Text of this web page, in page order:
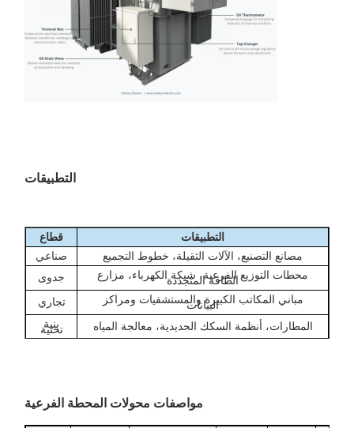
التطبيقات
قطاع
التطبيقات
صناعي
مصانع التصنيع، الآلات الثقيلة، خطوط التجميع
جدوى
محطات التوزيع الفرعية، شبكة الكهرباء، مزارع
الطاقة المتجددة
تجاري
مباني المكاتب الكبيرة والمستشفيات ومراكز
البيانات
بنية
تحتية المطارات، أنظمة السكك الحديدية، معالجة المياه
مواصفات محولات المحطة الفرعية